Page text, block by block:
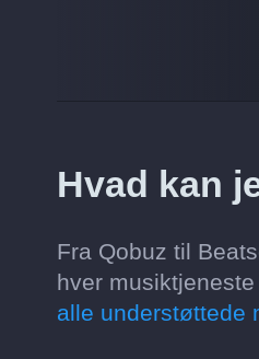
Hvad kan
Fra Qobuz til
hver
alle understøttede